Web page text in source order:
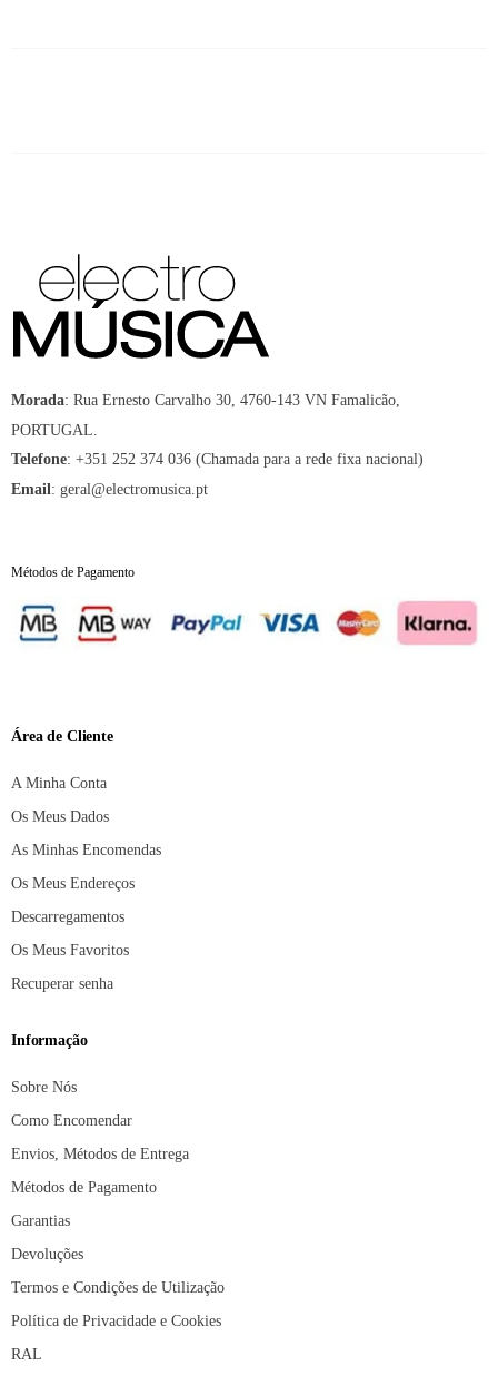
Morada: Rua Ernesto Carvalho 30, 4760-143 VN Famalicão,
PORTUGAL.
Telefone: +351 252 374 036 (Chamada para a rede fixa nacional)
Email : geral@electromusica.pt
Métodos de Pagamento
Área de Cliente
A Minha Conta
Os Meus Dados
As Minhas Encomendas
Os Meus Endereços
Descarregamentos
Os Meus Favoritos
Recuperar senha
Informação
Sobre Nós
Como Encomendar
Envios, Métodos de Entrega
Métodos de Pagamento
Garantias
Devoluções
Termos e Condições de Utilização
Política de Privacidade e Cookies
RAL